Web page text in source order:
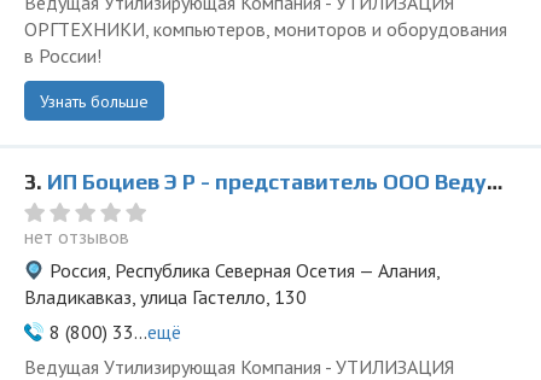
ОРГТЕХНИКИ, компьютеров, мониторов и оборудования
в России!
Узнать больше
3. ИП Боциев Э Р - представитель ООО Ведущая Утилизирующая Компания
нет отзывов
Россия, Республика Северная Осетия — Алания,
Владикавказ, улица Гастелло, 130
8 (800) 33...ещё
Ведущая Утилизирующая Компания - УТИЛИЗАЦИЯ